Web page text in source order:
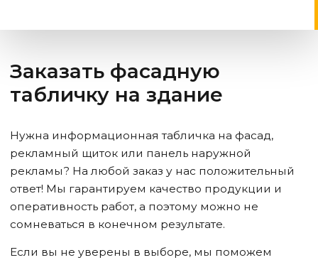
Заказать фасадную
табличку на здание
Нужна информационная табличка на фасад,
рекламный щиток или панель наружной
рекламы? На любой заказ у нас положительный
ответ! Мы гарантируем качество продукции и
оперативность работ, а поэтому можно не
сомневаться в конечном результате.
Если вы не уверены в выборе, мы поможем